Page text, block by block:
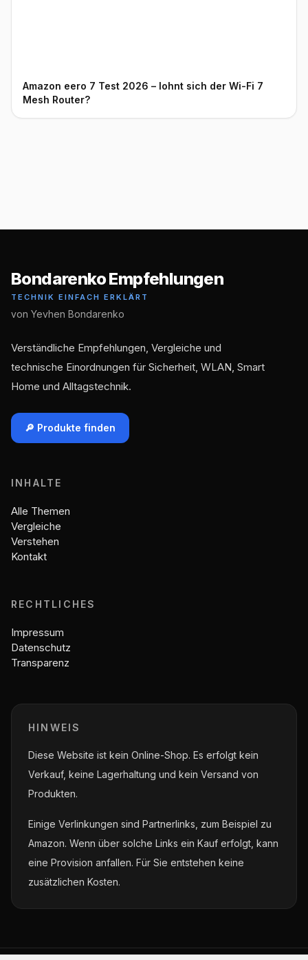
Amazon eero 7 Test 2026 – lohnt sich der Wi-Fi 7
Mesh Router?
Bondarenko Empfehlungen
TECHNIK EINFACH ERKLÄRT
von Yevhen Bondarenko
Verständliche Empfehlungen, Vergleiche und
technische Einordnungen für Sicherheit, WLAN, Smart
Home und Alltagstechnik.
🔎 Produkte finden
INHALTE
Alle Themen
Vergleiche
Verstehen
Kontakt
RECHTLICHES
Impressum
Datenschutz
Transparenz
HINWEIS
Diese Website ist kein Online-Shop. Es erfolgt kein
Verkauf, keine Lagerhaltung und kein Versand von
Produkten.
Einige Verlinkungen sind Partnerlinks, zum Beispiel zu
Amazon. Wenn über solche Links ein Kauf erfolgt, kann
eine Provision anfallen. Für Sie entstehen keine
zusätzlichen Kosten.